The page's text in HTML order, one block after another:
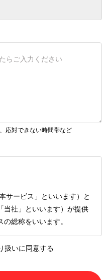
応対できない時間帯など
サービス」といいます）と
当社」といいます）が提供
総称をいいます。
下「利用者」といいます）
個人情報の取り扱いについ
扱いに同意する